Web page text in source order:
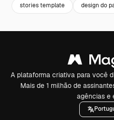
stories template design do
A plataforma criativa para você
Mais de 1 milhão de
agências e